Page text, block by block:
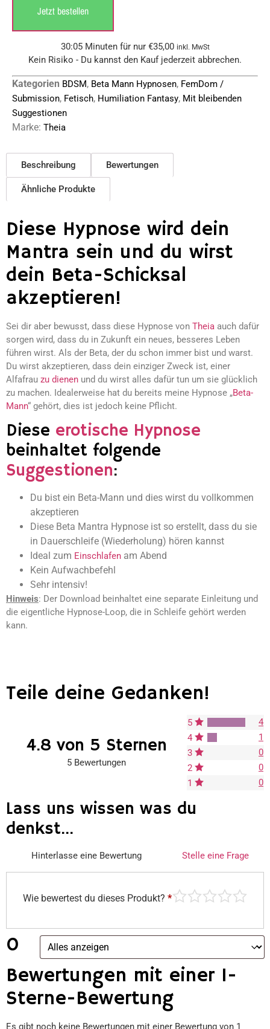
Jetzt bestellen
30:05 Minuten für nur €35,00 inkl. MwSt
Kein Risiko - Du kannst den Kauf jederzeit abbrechen.
Kategorien BDSM, Beta Mann Hypnosen, FemDom /
Submission, Fetisch, Humiliation Fantasy, Mit bleibenden
Suggestionen
Marke: Theia
Beschreibung Bewertungen
Ähnliche Produkte
Diese Hypnose wird dein
Mantra sein und du wirst
dein Beta-Schicksal
akzeptieren!
Sei dir aber bewusst, dass diese Hypnose von Theia auch dafür
sorgen wird, dass du in Zukunft ein neues, besseres Leben
führen wirst. Als der Beta, der du schon immer bist und warst.
Du wirst akzeptieren, dass dein einziger Zweck ist, einer
Alfafrau zu dienen und du wirst alles dafür tun um sie glücklich
zu machen. Idealerweise hat du bereits meine Hypnose „Beta-
Mann“ gehört, dies ist jedoch keine Pflicht.
Diese erotische Hypnose
beinhaltet folgende
Suggestionen:
Du bist ein Beta-Mann und dies wirst du vollkommen
akzeptieren
Diese Beta Mantra Hypnose ist so erstellt, dass du sie
in Dauerschleife (Wiederholung) hören kannst
Ideal zum Einschlafen am Abend
Kein Aufwachbefehl
Sehr intensiv!
Hinweis: Der Download beinhaltet eine separate Einleitung und
die eigentliche Hypnose-Loop, die in Schleife gehört werden
kann.
Teile deine Gedanken!
4.8 von 5 Sternen
5 Bewertungen
5
4
4
1
3
0
2
0
1
0
Lass uns wissen was du
denkst...
Hinterlasse eine Bewertung Stelle eine Frage
Wie bewertest du dieses Produkt? *
0
Bewertungen mit einer 1-
Sterne-Bewertung